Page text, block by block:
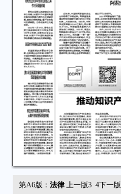
第A6版： 法律 上一版3 4下一版